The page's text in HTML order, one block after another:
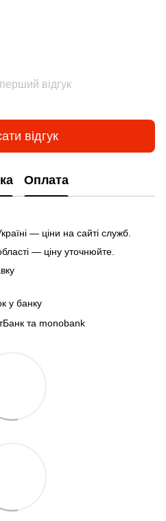
відгук
відгук
Оплата
— ціни на сайті служб.
— ціну уточнюйте.
у банку
та monobank